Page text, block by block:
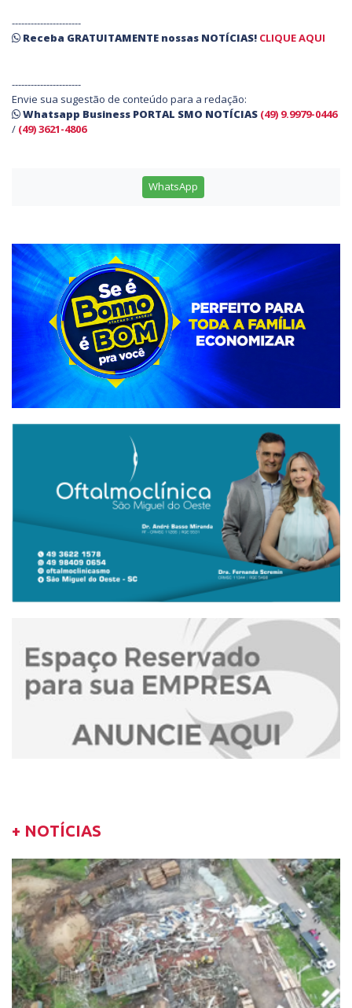
----------------------
Receba GRATUITAMENTE nossas NOTÍCIAS! CLIQUE AQUI
----------------------
Envie sua sugestão de conteúdo para a redação:
Whatsapp Business PORTAL SMO NOTÍCIAS (49) 9.9979-0446
/ (49) 3621-4806
WhatsApp
+ NOTÍCIAS